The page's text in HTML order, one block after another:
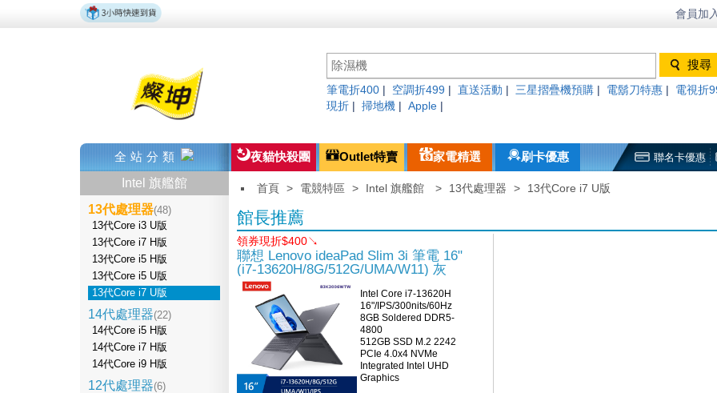
會員加
筆電折400 空調折499 直送活動 三星摺疊機預購 電鬍刀特惠
電視折
現折
掃地機 Apple
全站分類 夜貓快殺團 Outlet特賣 家電精選 刷卡優惠 聯名卡優惠
Intel 旗艦館
13代處理器(48)
13代Core i3 U版
13代Core i7 H版
13代Core i5 H版
13代Core i5 U版
13代Core i7 U版
14代處理器(22)
14代Core i5 H版
14代Core i7 H版
14代Core i9 H版
12代處理器(6)
首頁 > 電競特區 > Intel 旗艦館 > 13代處理器 > 13代Core i7 U版
館長推薦
領券現折$400↘
聯想 Lenovo ideaPad Slim 3i 筆電 16"
(i7-13620H/8G/512G/UMA/W11) 灰
Intel Core i7-13620H
16"/IPS/300nits/60Hz
8GB Soldered DDR5-
4800
512GB SSD M.2 2242
PCIe 4.0x4 NVMe
Integrated Intel UHD
Graphics